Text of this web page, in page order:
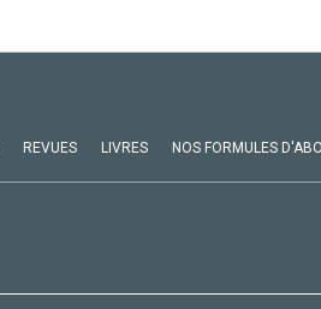
REVUES LIVRES NOS FORMULES